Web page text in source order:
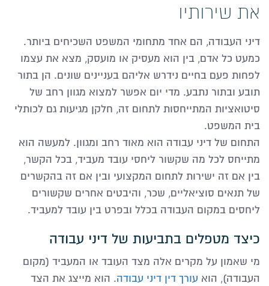
את שירותיו
דיני העבודה, הם אחד מתחומי המשפט השכיחים ביותר.
כמעט כל אדם, בין הוא מעסיק או מועסק, מצא את עצמו
לפחות פעם בחיים נידרש אליהם בעניינים שונים. הן בתור
תובע ובתור נתבע. מדי יום אפשר למצוא מגוון רחב של
סיטואציות המתייחסות לתחום זה, חלקן מגיעות גם לכותלי
בית המשפט.
התחום של דיני עבודה הוא מאוד רחב ומגוון. למעשה הוא
מתייחס לכל מה שקשור ליחסי עובד מעביד, בכל הקשר,
בין אם זה ישירות לתחום המקצועי ובין אם זה בהקשרים
של תנאים סוציאליים, שכר, והיבטים אחרים שקשורים
ליחסים במקום העבודה בכלל ובפרט בין עובד למעביד.
כיצד מטפלים בתביעות של דיני עבודה
מי שאמון על מקרים אלה מצד העובד או המעביד (מקום
העבודה), הוא עורך דין דיני עבודה. הוא מייצג את הצד